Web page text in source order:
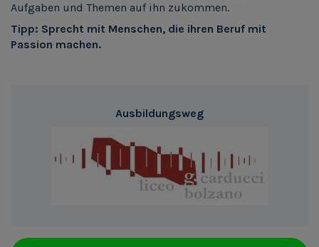
Aufgaben und Themen auf ihn zukommen.
Tipp: Sprecht mit Menschen, die ihren Beruf mit
Passion machen.
Ausbildungsweg